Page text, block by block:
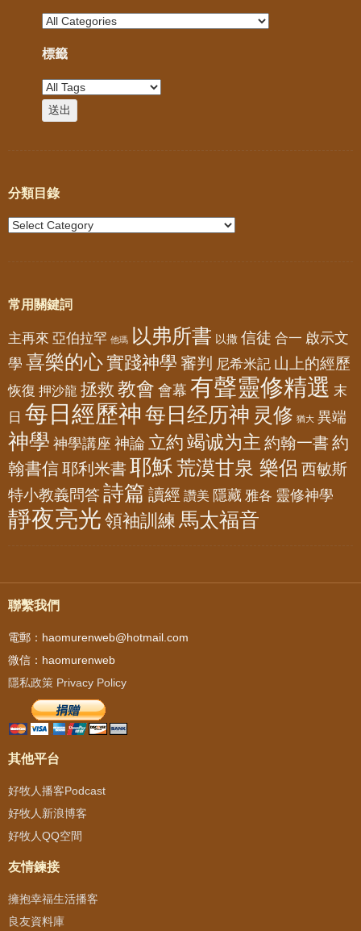
標籤
分類目錄
常用關鍵詞
主再來 亞伯拉罕 他瑪 以弗所書 以撒 信徒 合一 啟示文
學 喜樂的心實踐神學 審判 尼希米記 山上的經歷
恢復 押沙龍 拯救 教會 會幕 有聲靈修精選 末
日 每日經歷神 每日经历神 灵修 猶大 異端
神學 神學講座 神論 立約 竭诚为主 約翰一書 約
翰書信耶利米書 耶穌荒漠甘泉 樂侶 西敏斯
特小教義問答詩篇 讀經 讚美 隱藏 雅各 靈修神學
靜夜亮光 領袖訓練 馬太福音
聯繫我們
電郵：haomurenweb@hotmail.com
微信：haomurenweb
隱私政策 Privacy Policy
其他平台
好牧人播客Podcast
好牧人新浪博客
好牧人QQ空間
友情鍊接
擁抱幸福生活播客
良友資料庫